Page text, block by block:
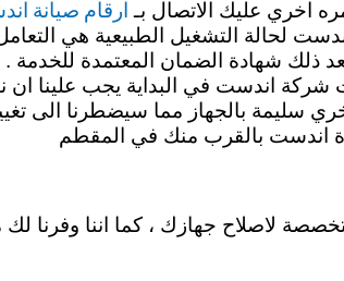
اخري عليك الاتصال بـ ارقام صيانة
لحالة التشغيل الطبيعية هي
ذلك شهادة الضمان المعتمدة للخدمة
اندست في البداية يجب علينا ان
سليمة بالجهاز مما سيضطرنا الى
اندست بالقرب منك في المقطم
لاصلاح جهازك ، كما اننا